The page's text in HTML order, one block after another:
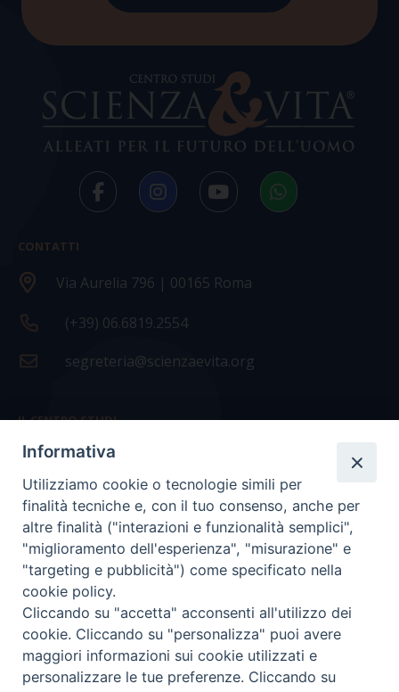
CONTATTI
Via Aurelia 796 | 00165 Roma
(+39) 06.6819.2554
segreteria@scienzaevita.org
IL CENTRO STUDI
La nostra storia
Statuto
Presidenza e ufficio presidenza
Consiglio scientifico
Coordinamento nazionale
Informativa
Utilizziamo cookie o tecnologie simili per
finalità tecniche e, con il tuo consenso, anche per
altre finalità ("interazioni e funzionalità semplici",
"miglioramento dell'esperienza", "misurazione" e
"targeting e pubblicità") come specificato nella
cookie policy.
Cliccando su "accetta" acconsenti all'utilizzo dei
cookie. Cliccando su "personalizza" puoi avere
maggiori informazioni sui cookie utilizzati e
personalizzare le tue preferenze. Cliccando su